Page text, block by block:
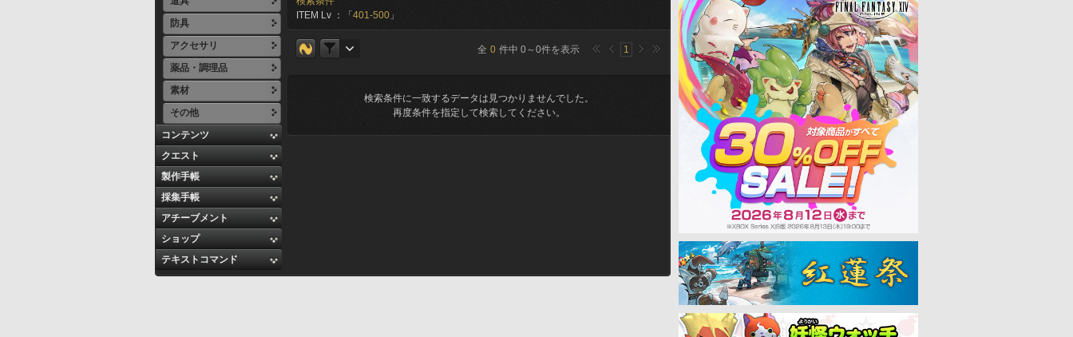
防具
アクセサリ
薬品・調理品
素材
その他
コンテンツ
クエスト
製作手帳
採集手帳
アチーブメント
ショップ
テキストコマンド
ITEM Lv ：「 401-500 」
全 0 件中 0～0件を表示 1
検索条件に一致するデータは見つかりませんでした。
再度条件を指定して検索してください。